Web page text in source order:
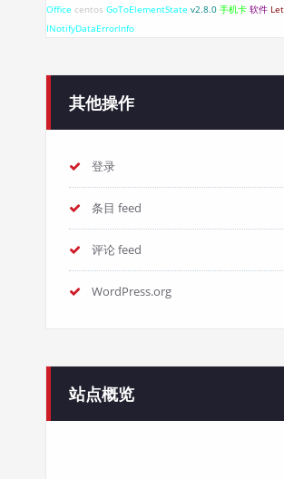
Office centos GoToElementState v2.8.0 手机卡 软件
INotifyDataErrorlnfo
其他操作
登录
条目 feed
评论 feed
WordPress.org
站点概览